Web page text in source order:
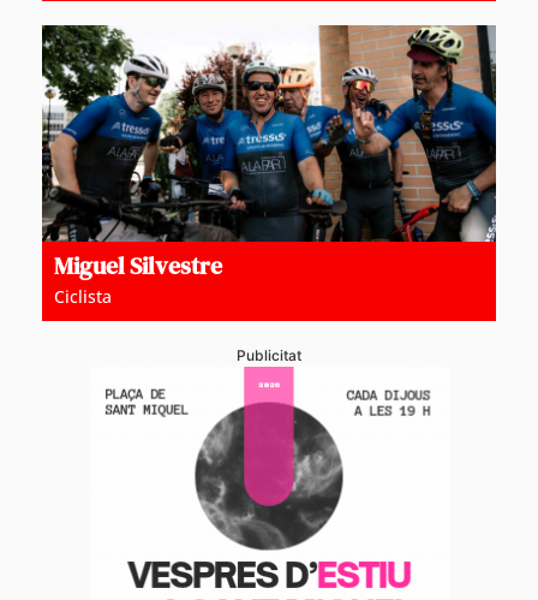
Miguel Silvestre
Ciclista
Publicitat